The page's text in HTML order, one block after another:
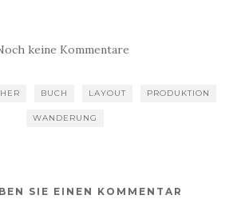
keine Kommentare
BUCH LAYOUT PRODUKTION
WANDERUNG
SIE EINEN KOMMENTAR